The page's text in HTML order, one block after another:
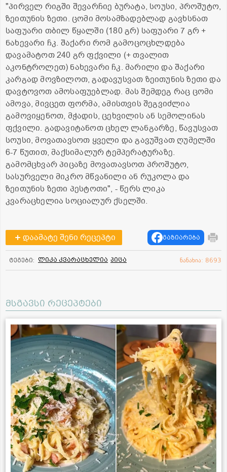
"პირველ რიგში შევარჩიე ბურატა, სოუსი, პროშუტო,
ზეითუნის ზეთი. ცომი მოსამზადებლად გავხსნათ
საფუარი თბილ წყალში (180 გრ) საფუარი 7 გრ +
ნახევარი ჩკ. შაქარი რომ გამოცოცხლდება
დავამატოთ 240 გრ ფქვილი (+ თვალით
აკონტროლეთ) ნახევარი ჩკ. მარილი და შაქარი
კარგად მოვზილოთ, გადავუსვათ ზეითუნის ზეთი და
დავტოვოთ ამოსაფუებლად. მას შემდეგ რაც ცომი
ამოვა, მივცეთ ფორმა, ამისთვის შეგვიძლია
გამოვიყენოთ, მჭადის, ცეხვილის ან სემოლინას
ფქვილი. გადავიტანოთ ცხელ ლანგარზე, წავუსვათ
სოუსი, მოვათავსოთ ყველი და გავუშვათ ღუმელში
6-7 წუთით, მაქსიმალურ ტემპერატურაზე.
გამომცხვარ პიცაზე მოვათავსოთ პროშუტო,
სასურველი მიკრო მწვანილი ან რუკოლა და
ზეითუნის ზეთი პესტოთი", - წერს ლიკა
კვარაცხელია სოციალურ ქსელში.
დაამატე შენი რეცეპტი გაზიარება
ტეგები: ლიკა კვარაცხელია პიცა ნანახია: 8693
მსგავსი რეცეპტები